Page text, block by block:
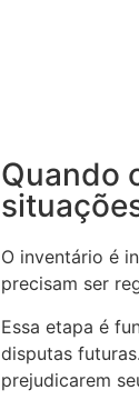
Quando
O inventário é
precisam ser
Essa etapa é
disputas
prejudicarem